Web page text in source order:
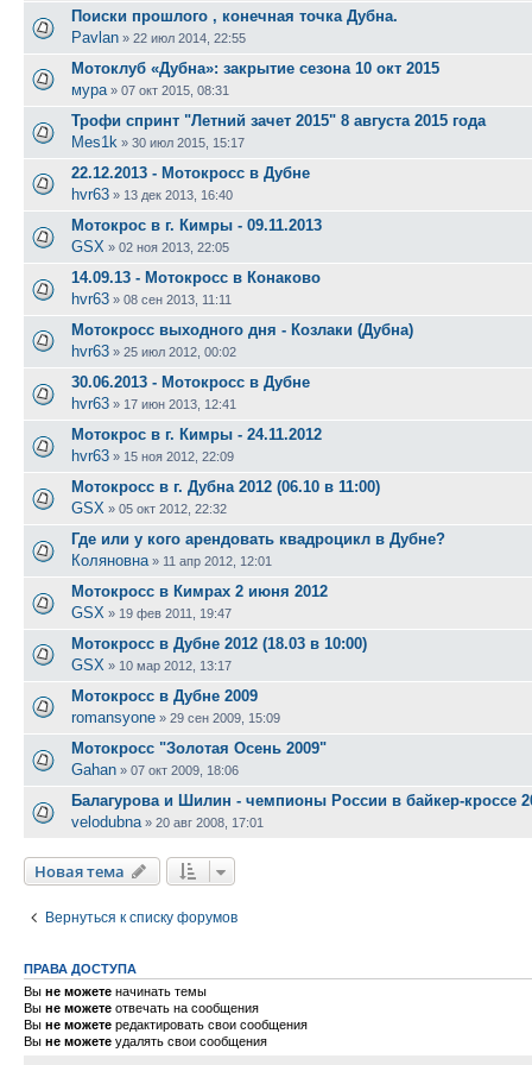
Поиски прошлого , конечная точка Дубна.
Pavlan » 22 июл 2014, 22:55
Мотоклуб «Дубна»: закрытие сезона 10 окт 2015
мура » 07 окт 2015, 08:31
Трофи спринт "Летний зачет 2015" 8 августа 2015 года
Mes1k » 30 июл 2015, 15:17
22.12.2013 - Мотокросс в Дубне
hvr63 » 13 дек 2013, 16:40
Мотокрос в г. Кимры - 09.11.2013
GSX » 02 ноя 2013, 22:05
14.09.13 - Мотокросс в Конаково
hvr63 » 08 сен 2013, 11:11
Мотокросс выходного дня - Козлаки (Дубна)
hvr63 » 25 июл 2012, 00:02
30.06.2013 - Мотокросс в Дубне
hvr63 » 17 июн 2013, 12:41
Мотокрос в г. Кимры - 24.11.2012
hvr63 » 15 ноя 2012, 22:09
Мотокросс в г. Дубна 2012 (06.10 в 11:00)
GSX » 05 окт 2012, 22:32
Где или у кого арендовать квадроцикл в Дубне?
Коляновна » 11 апр 2012, 12:01
Мотокросс в Кимрах 2 июня 2012
GSX » 19 фев 2011, 19:47
Мотокросс в Дубне 2012 (18.03 в 10:00)
GSX » 10 мар 2012, 13:17
Мотокросс в Дубне 2009
romansyone » 29 сен 2009, 15:09
Мотокросс "Золотая Осень 2009"
Gahan » 07 окт 2009, 18:06
Балагурова и Шилин - чемпионы России в байкер-кроссе
velodubna » 20 авг 2008, 17:01
Новая тема
Вернуться к списку форумов
ПРАВА ДОСТУПА
Вы не можете начинать темы
Вы не можете отвечать на сообщения
Вы не можете редактировать свои сообщения
Вы не можете удалять свои сообщения